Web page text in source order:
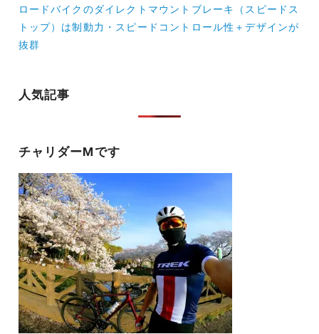
ビ
ゲ
シ
ロードバイクのダイレクトマウントブレーキ（スピードス
トップ）は制動力・スピードコントロール性＋デザインが
抜群
人気記事
チャリダーMです